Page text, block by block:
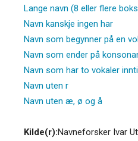
Lange navn (8 eller flere
Navn kanskje ingen har
Navn som begynner på en
Navn som ender på
Navn som har to vokaler
Navn uten r
Navn uten æ, ø og å
Kilde(r):Navneforsker Ivar